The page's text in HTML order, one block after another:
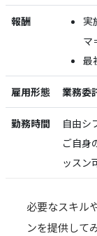
報酬
実
マ
最
雇用形態 業務委
勤務時間
自由シ
ご自身
ッスン
必要なスキル
ンを提供して